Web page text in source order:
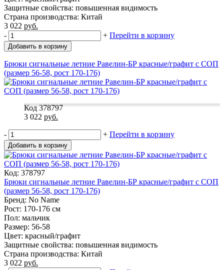
Защитные свойства: повышенная видимость
Страна производства: Китай
3 022 руб.
-
+ Перейти в корзину
Добавить в корзину
Брюки сигнальные летние Равелин-БР красные/графит с СОП
(размер 56-58, рост 170-176)
Код 378797
3 022 руб.
- + Перейти в корзину
Добавить в корзину
Код: 378797
Брюки сигнальные летние Равелин-БР красные/графит с СОП
(размер 56-58, рост 170-176)
Бренд: No Name
Рост: 170-176 см
Пол: мальчик
Размер: 56-58
Цвет: красный/графит
Защитные свойства: повышенная видимость
Страна производства: Китай
3 022 руб.